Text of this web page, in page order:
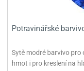
Potravinářské
Sytě modré barvivo
hmot i pro kreslení na